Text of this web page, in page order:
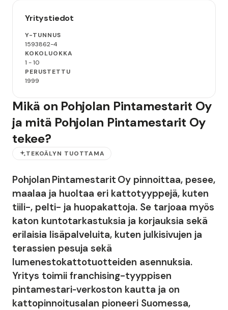
Yritystiedot
Y-TUNNUS
1593862-4
KOKOLUOKKA
1 - 10
PERUSTETTU
1999
Mikä on Pohjolan Pintamestarit Oy
ja mitä Pohjolan Pintamestarit Oy
tekee?
TEKOÄLYN TUOTTAMA
Pohjolan Pintamestarit Oy pinnoittaa, pesee,
maalaa ja huoltaa eri kattotyyppejä, kuten
tiili-, pelti- ja huopakattoja. Se tarjoaa myös
katon kuntotarkastuksia ja korjauksia sekä
erilaisia lisäpalveluita, kuten julkisivujen ja
terassien pesuja sekä
lumenestokattotuotteiden asennuksia.
Yritys toimii franchising-tyyppisen
pintamestari‑verkoston kautta ja on
kattopinnoitus­alan pioneeri Suomessa,